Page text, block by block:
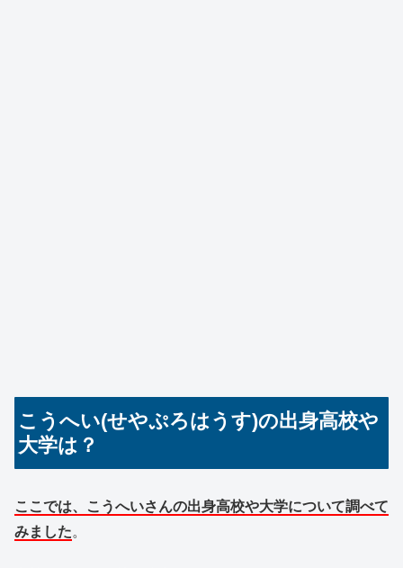
こうへい(せやぷろはうす)の出身高校や
大学は？
ここでは、こうへいさんの出身高校や大学について調べて
みました。